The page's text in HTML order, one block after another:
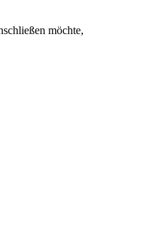
möchte,